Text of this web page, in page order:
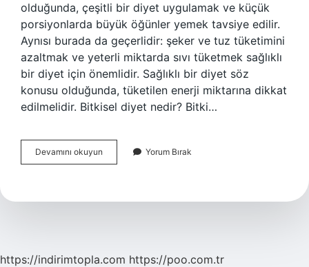
olduğunda, çeşitli bir diyet uygulamak ve küçük
porsiyonlarda büyük öğünler yemek tavsiye edilir.
Aynısı burada da geçerlidir: şeker ve tuz tüketimini
azaltmak ve yeterli miktarda sıvı tüketmek sağlıklı
bir diyet için önemlidir. Sağlıklı bir diyet söz
konusu olduğunda, tüketilen enerji miktarına dikkat
edilmelidir. Bitkisel diyet nedir? Bitki…
Devamını okuyun
Beslenme
Yorum Bırak
https://indirimtopla.com https://poo.com.tr